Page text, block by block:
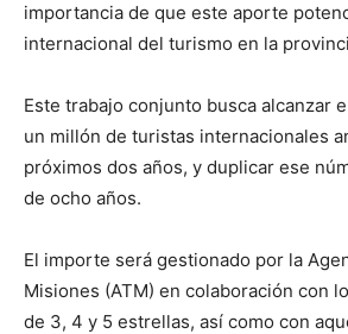
importancia de que este aporte
internacional del turismo en la
Este trabajo conjunto busca alcanzar
un millón de turistas internacionales
próximos dos años, y duplicar ese
de ocho años.
El importe será gestionado por la
Misiones (ATM) en colaboración con
de 3, 4 y 5 estrellas, así como con